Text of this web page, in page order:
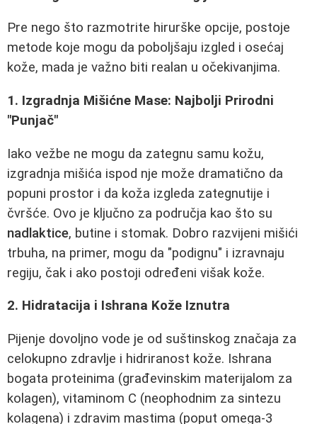
Pre nego što razmotrite hirurške opcije, postoje
metode koje mogu da poboljšaju izgled i osećaj
kože, mada je važno biti realan u očekivanjima.
1. Izgradnja Mišićne Mase: Najbolji Prirodni
"Punjač"
Iako vežbe ne mogu da zategnu samu kožu,
izgradnja mišića ispod nje može dramatično da
popuni prostor i da koža izgleda zategnutije i
čvršće. Ovo je ključno za područja kao što su
nadlaktice, butine i stomak. Dobro razvijeni mišići
trbuha, na primer, mogu da "podignu" i izravnaju
regiju, čak i ako postoji određeni višak kože.
2. Hidratacija i Ishrana Kože Iznutra
Pijenje dovoljno vode je od suštinskog značaja za
celokupno zdravlje i hidriranost kože. Ishrana
bogata proteinima (građevinskim materijalom za
kolagen), vitaminom C (neophodnim za sintezu
kolagena) i zdravim mastima (poput omega-3